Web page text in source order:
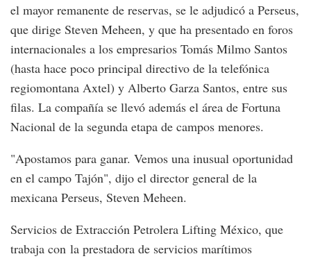
el mayor remanente de reservas, se le adjudicó a Perseus,
que dirige Steven Meheen, y que ha presentado en foros
internacionales a los empresarios Tomás Milmo Santos
(hasta hace poco principal directivo de la telefónica
regiomontana Axtel) y Alberto Garza Santos, entre sus
filas. La compañía se llevó además el área de Fortuna
Nacional de la segunda etapa de campos menores.
"Apostamos para ganar. Vemos una inusual oportunidad
en el campo Tajón", dijo el director general de la
mexicana Perseus, Steven Meheen.
Servicios de Extracción Petrolera Lifting México, que
trabaja con la prestadora de servicios marítimos